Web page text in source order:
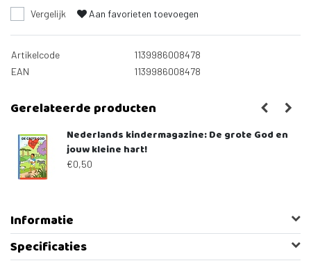
Vergelijk Aan favorieten toevoegen
Artikelcode
1139986008478
EAN
1139986008478
Gerelateerde producten
Nederlands kindermagazine: De grote God en
jouw kleine hart!
€0,50
Informatie
Specificaties